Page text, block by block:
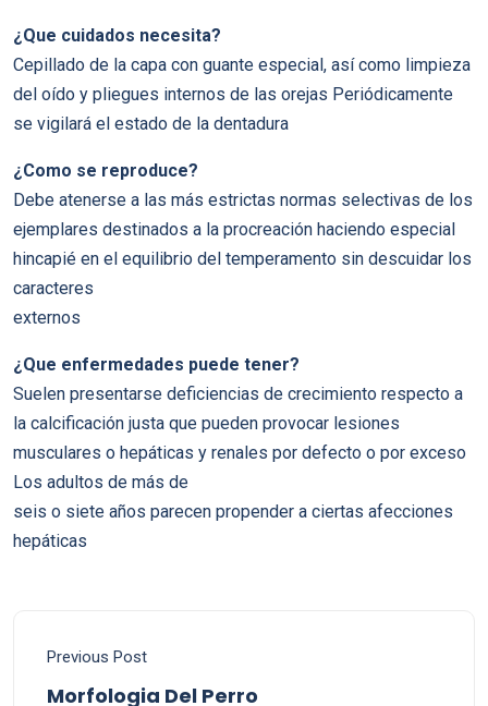
¿Que cuidados necesita?
Cepillado de la capa con guante especial, así como limpieza
del oído y pliegues internos de las orejas Periódicamente
se vigilará el estado de la dentadura
¿Como se reproduce?
Debe atenerse a las más estrictas normas selectivas de los
ejemplares destinados a la procreación haciendo especial
hincapié en el equilibrio del temperamento sin descuidar los
caracteres
externos
¿Que enfermedades puede tener?
Suelen presentarse deficiencias de crecimiento respecto a
la calcificación justa que pueden provocar lesiones
musculares o hepáticas y renales por defecto o por exceso
Los adultos de más de
seis o siete años parecen propender a ciertas afecciones
hepáticas
Previous Post
Morfologia Del Perro